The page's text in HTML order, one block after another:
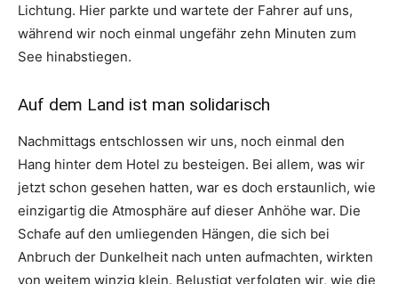
Lichtung. Hier parkte und wartete der Fahrer auf uns,
während wir noch einmal ungefähr zehn Minuten zum
See hinabstiegen.
Auf dem Land ist man solidarisch
Nachmittags entschlossen wir uns, noch einmal den
Hang hinter dem Hotel zu besteigen. Bei allem, was wir
jetzt schon gesehen hatten, war es doch erstaunlich, wie
einzigartig die Atmosphäre auf dieser Anhöhe war. Die
Schafe auf den umliegenden Hängen, die sich bei
Anbruch der Dunkelheit nach unten aufmachten, wirkten
von weitem winzig klein. Belustigt verfolgten wir, wie die